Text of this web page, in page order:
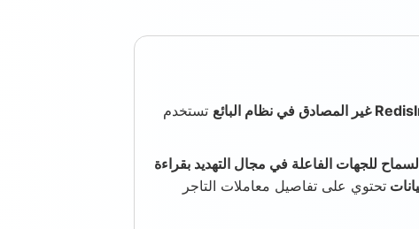
تستخدم
للجهات الفاعلة في مجال التهديد بقراءة
تحتوي على تفاصيل معاملات التاجر